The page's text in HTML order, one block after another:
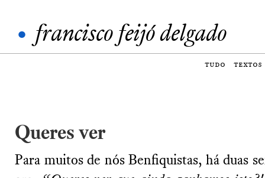
• francisco feijó delgado
tudo textos
Queres ver
Para muitos de nós Benfiquistas, há duas